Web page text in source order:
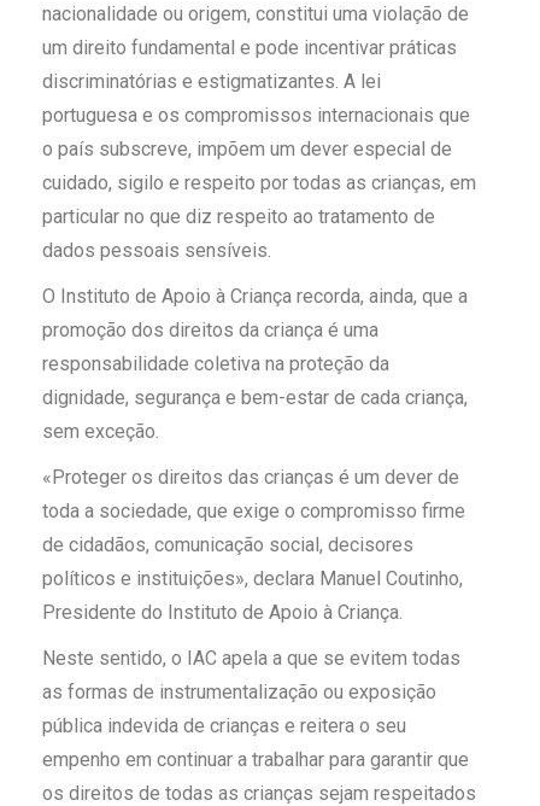
nacionalidade ou origem, constitui uma violação de
um direito fundamental e pode incentivar práticas
discriminatórias e estigmatizantes. A lei
portuguesa e os compromissos internacionais que
o país subscreve, impõem um dever especial de
cuidado, sigilo e respeito por todas as crianças, em
particular no que diz respeito ao tratamento de
dados pessoais sensíveis.
O Instituto de Apoio à Criança recorda, ainda, que a
promoção dos direitos da criança é uma
responsabilidade coletiva na proteção da
dignidade, segurança e bem-estar de cada criança,
sem exceção.
«Proteger os direitos das crianças é um dever de
toda a sociedade, que exige o compromisso firme
de cidadãos, comunicação social, decisores
políticos e instituições», declara Manuel Coutinho,
Presidente do Instituto de Apoio à Criança.
Neste sentido, o IAC apela a que se evitem todas
as formas de instrumentalização ou exposição
pública indevida de crianças e reitera o seu
empenho em continuar a trabalhar para garantir que
os direitos de todas as crianças sejam respeitados